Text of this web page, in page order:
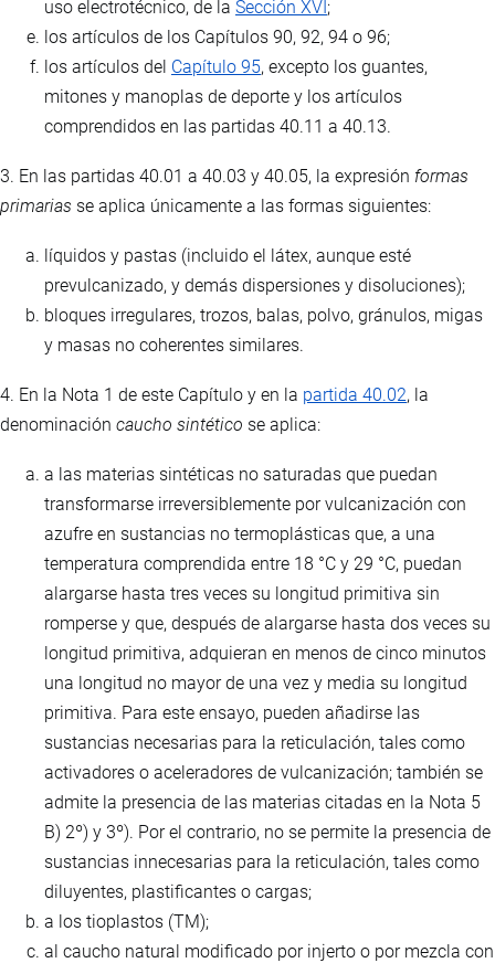
uso electrotécnico, de la Sección XVI;
los artículos de los Capítulos 90, 92, 94 o 96;
los artículos del Capítulo 95, excepto los guantes,
mitones y manoplas de deporte y los artículos
comprendidos en las partidas 40.11 a 40.13.
3. En las partidas 40.01 a 40.03 y 40.05, la expresión formas
primarias se aplica únicamente a las formas siguientes:
líquidos y pastas (incluido el látex, aunque esté
prevulcanizado, y demás dispersiones y disoluciones);
bloques irregulares, trozos, balas, polvo, gránulos, migas
y masas no coherentes similares.
4. En la Nota 1 de este Capítulo y en la partida 40.02, la
denominación caucho sintético se aplica:
a las materias sintéticas no saturadas que puedan
transformarse irreversiblemente por vulcanización con
azufre en sustancias no termoplásticas que, a una
temperatura comprendida entre 18 °C y 29 °C, puedan
alargarse hasta tres veces su longitud primitiva sin
romperse y que, después de alargarse hasta dos veces su
longitud primitiva, adquieran en menos de cinco minutos
una longitud no mayor de una vez y media su longitud
primitiva. Para este ensayo, pueden añadirse las
sustancias necesarias para la reticulación, tales como
activadores o aceleradores de vulcanización; también se
admite la presencia de las materias citadas en la Nota 5
B) 2º) y 3º). Por el contrario, no se permite la presencia de
sustancias innecesarias para la reticulación, tales como
diluyentes, plastificantes o cargas;
a los tioplastos (TM);
al caucho natural modificado por injerto o por mezcla con